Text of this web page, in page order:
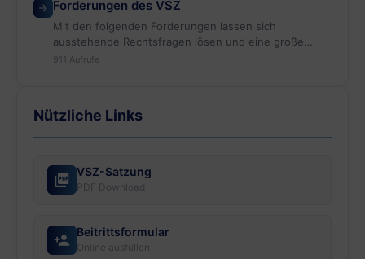
nur 6…
Forderungen des VSZ
Mit den folgenden Forderungen lassen sich
ausstehende Rechtsfragen lösen und eine große
Anzahl von Renten gerechterweise verbessern,…
911 Aufrufe
Nützliche Links
VSZ-Satzung
PDF Download
Beitrittsformular
Online ausfüllen